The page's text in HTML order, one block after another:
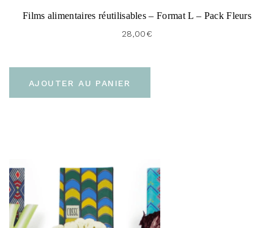
Films alimentaires réutilisables – Format L – Pack Fleurs
28,00€
AJOUTER AU PANIER